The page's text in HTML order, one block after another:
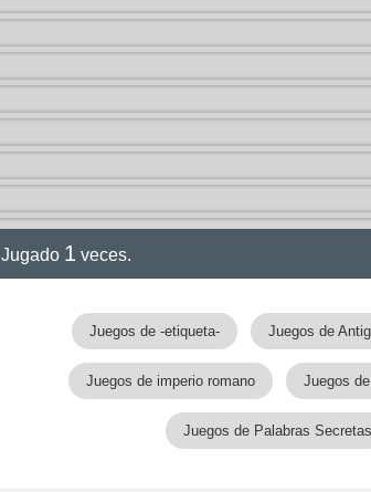
Jugado 1 veces.
Juegos de -etiqueta- Juegos de
Juegos de imperio romano Juegos
Juegos de Palabras Secretas